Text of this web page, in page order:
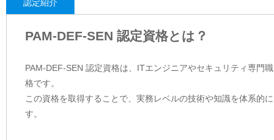
認定紹介
PAM-DEF-SEN 認定資格とは？
PAM-DEF-SEN 認定資格は、ITエンジニアやセキュリティ専門
格です。
この資格を取得することで、実務レベルの技術や知識を体系的
す。